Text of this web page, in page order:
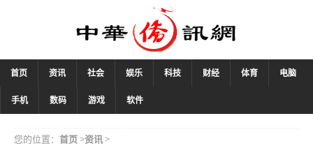
首页 资讯 社会 娱乐 科技 财经 体育 电脑
手机 数码 游戏 软件
您的位置： 首页>资讯>